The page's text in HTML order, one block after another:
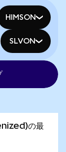
HIMSON
SLVON
の最